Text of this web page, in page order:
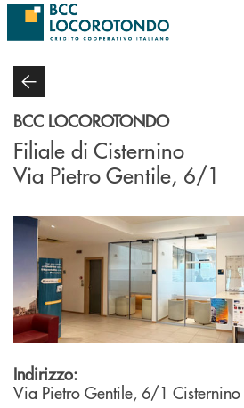
Salta al contenuto principale
BCC LOCOROTONDO
Filiale di Cisternino
Via Pietro Gentile, 6/1
Indirizzo:
Via Pietro Gentile, 6/1 Cisternino